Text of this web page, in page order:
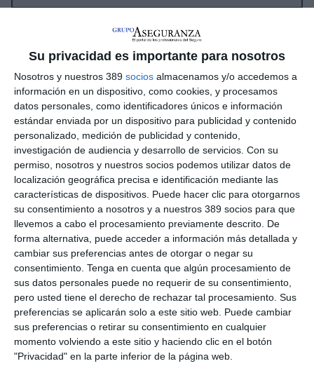
Su privacidad es importante para nosotros
Nosotros y nuestros 389 socios almacenamos y/o accedemos a
información en un dispositivo, como cookies, y procesamos
datos personales, como identificadores únicos e información
estándar enviada por un dispositivo para publicidad y contenido
personalizado, medición de publicidad y contenido,
investigación de audiencia y desarrollo de servicios. Con su
permiso, nosotros y nuestros socios podemos utilizar datos de
localización geográfica precisa e identificación mediante las
características de dispositivos. Puede hacer clic para otorgarnos
su consentimiento a nosotros y a nuestros 389 socios para que
llevemos a cabo el procesamiento previamente descrito. De
forma alternativa, puede acceder a información más detallada y
cambiar sus preferencias antes de otorgar o negar su
consentimiento. Tenga en cuenta que algún procesamiento de
sus datos personales puede no requerir de su consentimiento,
pero usted tiene el derecho de rechazar tal procesamiento. Sus
preferencias se aplicarán solo a este sitio web. Puede cambiar
sus preferencias o retirar su consentimiento en cualquier
momento volviendo a este sitio y haciendo clic en el botón
"Privacidad" en la parte inferior de la página web.
LO QUIERO
CONTENIDOS PREMIUM + ASEGURANZA
69€AL AÑO
AccesoilimitadocontenidosPremiumdurante 1 año
RevistaAseguranza1 año en papel + PDF
Sin compromiso de permanencia
Después 73€/año
LO QUIERO
CONTENIDOS PREMIUM + ASEGURANZA
MULTIACCESO